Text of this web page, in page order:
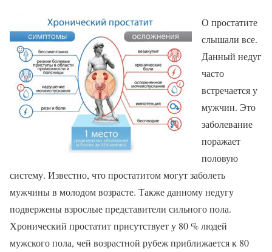
О простатите
слышали все.
Данный недуг
часто
встречается у
мужчин. Это
заболевание
поражает
половую
систему. Известно, что простатитом могут заболеть
мужчины в молодом возрасте. Также данному недугу
подвержены взрослые представители сильного пола.
Хронический простатит присутствует у 80 % людей
мужского пола, чей возрастной рубеж приближается к 80